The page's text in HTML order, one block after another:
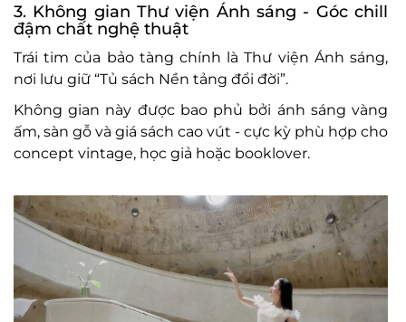
3. Không gian Thư viện Ánh sáng - Góc chill
đậm chất nghệ thuật
Trái tim của bảo tàng chính là Thư viện Ánh sáng,
nơi lưu giữ “Tủ sách Nền tảng đổi đời”.
Không gian này được bao phủ bởi ánh sáng vàng
ấm, sàn gỗ và giá sách cao vút - cực kỳ phù hợp cho
concept vintage, học giả hoặc booklover.